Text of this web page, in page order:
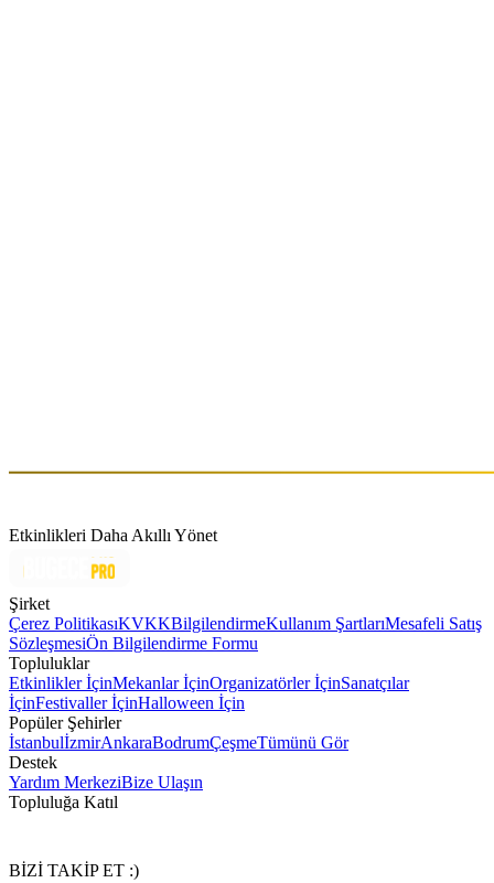
Etkinlikleri Daha Akıllı Yönet
Şirket
Çerez PolitikasıKVKKBilgilendirmeKullanım ŞartlarıMesafeli Satış
SözleşmesiÖn Bilgilendirme Formu
Topluluklar
Etkinlikler İçinMekanlar İçinOrganizatörler İçinSanatçılar
İçinFestivaller İçinHalloween İçin
Popüler Şehirler
İstanbulİzmirAnkaraBodrumÇeşmeTümünü Gör
Destek
Yardım MerkeziBize Ulaşın
Topluluğa Katıl
BİZİ TAKİP ET :)